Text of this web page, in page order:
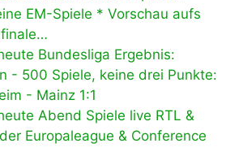
EM-Spiele * Vorschau aufs
Bundesliga Ergebnis:
- 500 Spiele, keine drei Punkte:
- Mainz 1:1
Abend Spiele live RTL &
Europaleague & Conference